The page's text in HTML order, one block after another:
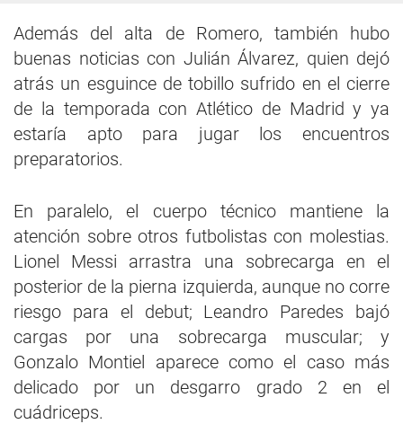
Además del alta de Romero, también hubo
buenas noticias con Julián Álvarez, quien dejó
atrás un esguince de tobillo sufrido en el cierre
de la temporada con Atlético de Madrid y ya
estaría apto para jugar los encuentros
preparatorios.
En paralelo, el cuerpo técnico mantiene la
atención sobre otros futbolistas con molestias.
Lionel Messi arrastra una sobrecarga en el
posterior de la pierna izquierda, aunque no corre
riesgo para el debut; Leandro Paredes bajó
cargas por una sobrecarga muscular; y
Gonzalo Montiel aparece como el caso más
delicado por un desgarro grado 2 en el
cuádriceps.